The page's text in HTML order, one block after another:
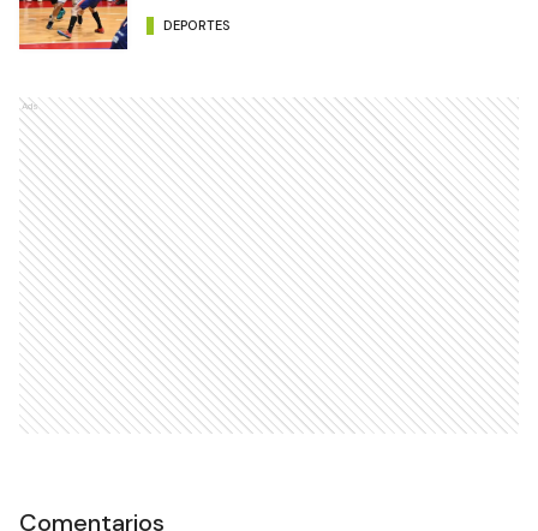
DEPORTES
Ads
Comentarios